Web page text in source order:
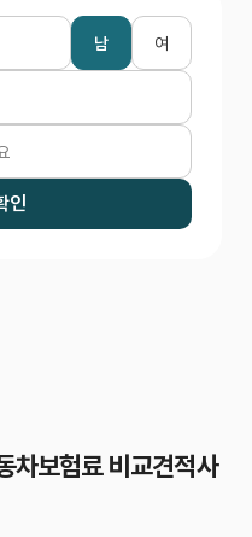
남 여
인
보험료 비교견적사